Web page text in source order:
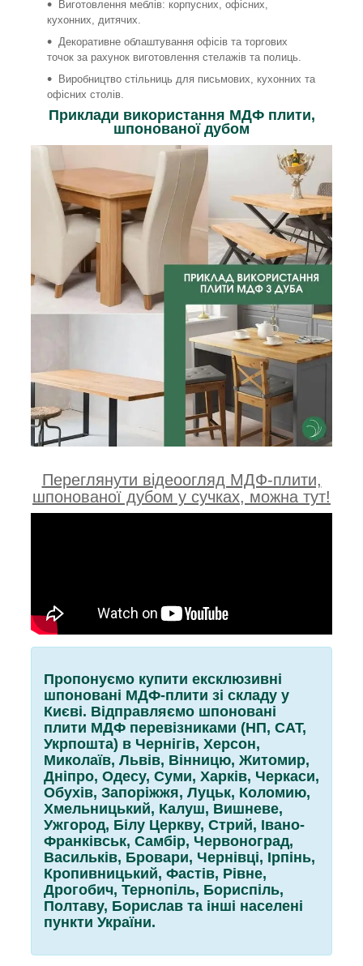
Виготовлення меблів: корпусних, офісних,
кухонних, дитячих.
Декоративне облаштування офісів та торгових
точок за рахунок виготовлення стелажів та полиць.
Виробництво стільниць для письмових, кухонних та
офісних столів.
Приклади використання МДФ плити,
шпонованої дубом
Переглянути відеоогляд МДФ-плити,
шпонованої дубом у сучках, можна тут!
Пропонуємо купити ексклюзивні
шпоновані МДФ-плити зі складу у
Києві. Відправляємо шпоновані
плити МДФ перевізниками (НП, САТ,
Укрпошта) в Чернігів, Херсон,
Миколаїв, Львів, Вінницю, Житомир,
Дніпро, Одесу, Суми, Харків, Черкаси,
Обухів, Запоріжжя, Луцьк, Коломию,
Хмельницький, Калуш, Вишневе,
Ужгород, Білу Церкву, Стрий, Івано-
Франківськ, Самбір, Червоноград,
Васильків, Бровари, Чернівці, Ірпінь,
Кропивницький, Фастів, Рівне,
Дрогобич, Тернопіль, Бориспіль,
Полтаву, Борислав та інші населені
пункти України.